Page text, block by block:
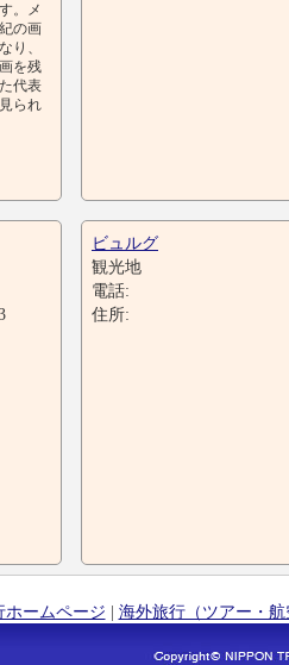
。メ
の画
り、
を残
代表
られ
ビュルグ
観光地
電話:
住所:
ホームページ | 海外旅行（ツアー・航